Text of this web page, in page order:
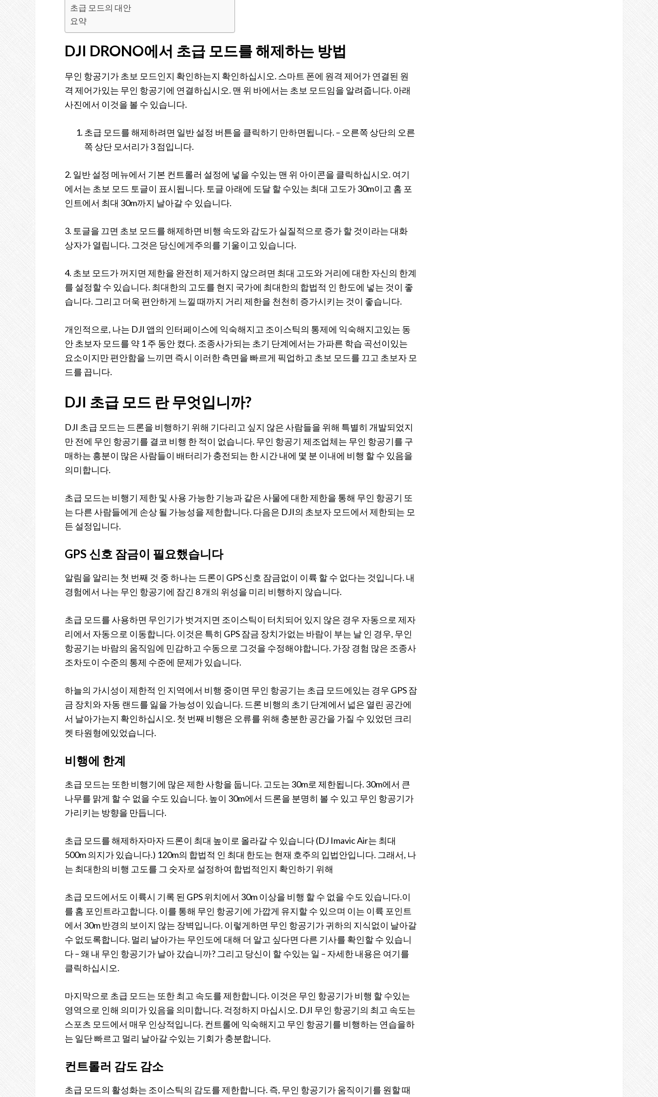
초급 모드의 대안
요약
DJI DRONO에서 초급 모드를 해제하는 방법
무인 항공기가 초보 모드인지 확인하는지 확인하십시오. 스마트 폰에 원격 제어가 연결된 원
격 제어가있는 무인 항공기에 연결하십시오. 맨 위 바에서는 초보 모드임을 알려줍니다. 아래
사진에서 이것을 볼 수 있습니다.
초급 모드를 해제하려면 일반 설정 버튼을 클릭하기 만하면됩니다. – 오른쪽 상단의 오른
쪽 상단 모서리가 3 점입니다.
2. 일반 설정 메뉴에서 기본 컨트롤러 설정에 넣을 수있는 맨 위 아이콘을 클릭하십시오. 여기
에서는 초보 모드 토글이 표시됩니다. 토글 아래에 도달 할 수있는 최대 고도가 30m이고 홈 포
인트에서 최대 30m까지 날아갈 수 있습니다.
3. 토글을 끄면 초보 모드를 해제하면 비행 속도와 감도가 실질적으로 증가 할 것이라는 대화
상자가 열립니다. 그것은 당신에게주의를 기울이고 있습니다.
4. 초보 모드가 꺼지면 제한을 완전히 제거하지 않으려면 최대 고도와 거리에 대한 자신의 한계
를 설정할 수 있습니다. 최대한의 고도를 현지 국가에 최대한의 합법적 인 한도에 넣는 것이 좋
습니다. 그리고 더욱 편안하게 느낄 때까지 거리 제한을 천천히 증가시키는 것이 좋습니다.
개인적으로, 나는 DJI 앱의 인터페이스에 익숙해지고 조이스틱의 통제에 익숙해지고있는 동
안 초보자 모드를 약 1 주 동안 켰다. 조종사가되는 초기 단계에서는 가파른 학습 곡선이있는
요소이지만 편안함을 느끼면 즉시 이러한 측면을 빠르게 픽업하고 초보 모드를 끄고 초보자 모
드를 끕니다.
DJI 초급 모드 란 무엇입니까?
DJI 초급 모드는 드론을 비행하기 위해 기다리고 싶지 않은 사람들을 위해 특별히 개발되었지
만 전에 무인 항공기를 결코 비행 한 적이 없습니다. 무인 항공기 제조업체는 무인 항공기를 구
매하는 흥분이 많은 사람들이 배터리가 충전되는 한 시간 내에 몇 분 이내에 비행 할 수 있음을
의미합니다.
초급 모드는 비행기 제한 및 사용 가능한 기능과 같은 사물에 대한 제한을 통해 무인 항공기 또
는 다른 사람들에게 손상 될 가능성을 제한합니다. 다음은 DJI의 초보자 모드에서 제한되는 모
든 설정입니다.
GPS 신호 잠금이 필요했습니다
알림을 알리는 첫 번째 것 중 하나는 드론이 GPS 신호 잠금없이 이륙 할 수 없다는 것입니다. 내
경험에서 나는 무인 항공기에 잠긴 8 개의 위성을 미리 비행하지 않습니다.
초급 모드를 사용하면 무인기가 벗겨지면 조이스틱이 터치되어 있지 않은 경우 자동으로 제자
리에서 자동으로 이동합니다. 이것은 특히 GPS 잠금 장치가없는 바람이 부는 날 인 경우, 무인
항공기는 바람의 움직임에 민감하고 수동으로 그것을 수정해야합니다. 가장 경험 많은 조종사
조차도이 수준의 통제 수준에 문제가 있습니다.
하늘의 가시성이 제한적 인 지역에서 비행 중이면 무인 항공기는 초급 모드에있는 경우 GPS 잠
금 장치와 자동 랜드를 잃을 가능성이 있습니다. 드론 비행의 초기 단계에서 넓은 열린 공간에
서 날아가는지 확인하십시오. 첫 번째 비행은 오류를 위해 충분한 공간을 가질 수 있었던 크리
켓 타원형에있었습니다.
비행에 한계
초급 모드는 또한 비행기에 많은 제한 사항을 둡니다. 고도는 30m로 제한됩니다. 30m에서 큰
나무를 맑게 할 수 없을 수도 있습니다. 높이 30m에서 드론을 분명히 볼 수 있고 무인 항공기가
가리키는 방향을 만듭니다.
초급 모드를 해제하자마자 드론이 최대 높이로 올라갈 수 있습니다 (DJ Imavic Air는 최대
500m 의지가 있습니다.) 120m의 합법적 인 최대 한도는 현재 호주의 입법안입니다. 그래서, 나
는 최대한의 비행 고도를 그 숫자로 설정하여 합법적인지 확인하기 위해
초급 모드에서도 이륙시 기록 된 GPS 위치에서 30m 이상을 비행 할 수 없을 수도 있습니다.이
를 홈 포인트라고합니다. 이를 통해 무인 항공기에 가깝게 유지할 수 있으며 이는 이륙 포인트
에서 30m 반경의 보이지 않는 장벽입니다. 이렇게하면 무인 항공기가 귀하의 지식없이 날아갈
수 없도록합니다. 멀리 날아가는 무인도에 대해 더 알고 싶다면 다른 기사를 확인할 수 있습니
다 – 왜 내 무인 항공기가 날아 갔습니까? 그리고 당신이 할 수있는 일 – 자세한 내용은 여기를
클릭하십시오.
마지막으로 초급 모드는 또한 최고 속도를 제한합니다. 이것은 무인 항공기가 비행 할 수있는
영역으로 인해 의미가 있음을 의미합니다. 걱정하지 마십시오. DJI 무인 항공기의 최고 속도는
스포츠 모드에서 매우 인상적입니다. 컨트롤에 익숙해지고 무인 항공기를 비행하는 연습을하
는 일단 빠르고 멀리 날아갈 수있는 기회가 충분합니다.
컨트롤러 감도 감소
초급 모드의 활성화는 조이스틱의 감도를 제한합니다. 즉, 무인 항공기가 움직이기를 원할 때